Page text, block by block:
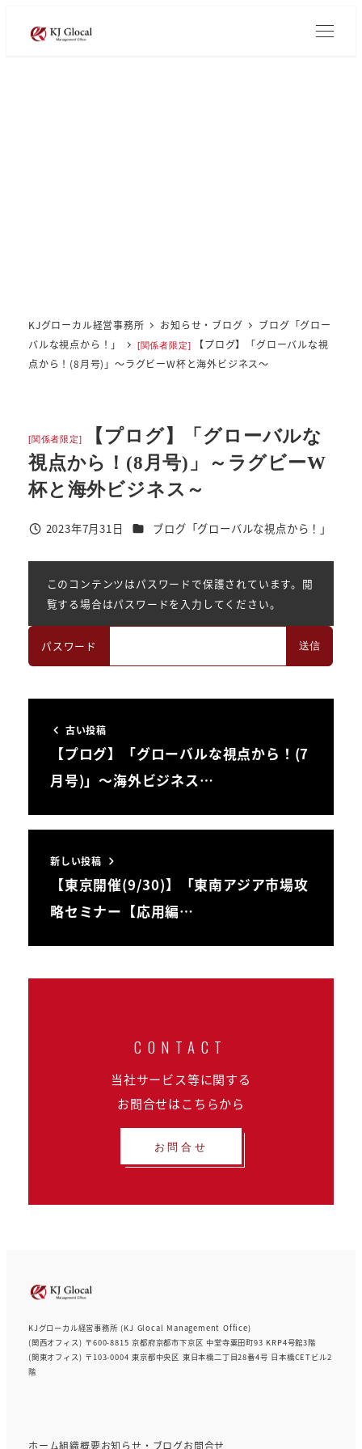
KJグローカル経営事務所 お知らせ・ブログ
ブログ「グロー
バルな視点から！」
[関係者限定]
【プログ】「グローバルな視
点から！(8月号)」～ラグビーW杯と海外ビジネス～
[関係者限定]
【プログ】「グローバルな
視点から！(8月号)」～ラグビーW
杯と海外ビジネス～
投稿日
2023年7月31日 カテゴリー
ブログ「グローバルな視点から！」
このコンテンツはパスワードで保護されています。閲
覧する場合はパスワードを入力してください。
パスワード
古い投稿
【プログ】「グローバルな視点から！(7
月号)」～海外ビジネス…
新しい投稿
【東京開催(9/30)】「東南アジア市場攻
略セミナー【応用編…
当社サービス等に関する
お問合せはこちらから
お問合せ
KJグローカル経営事務所 (KJ Glocal Management Office)
(関西オフィス) 〒600-8815 京都府京都市下京区 中堂寺粟田町93 KRP4号館3階
(関東オフィス) 〒103-0004 東京都中央区 東日本橋二丁目28番4号 日本橋CETビル2
階
ホーム組織概要お知らせ・ブログお問合せ